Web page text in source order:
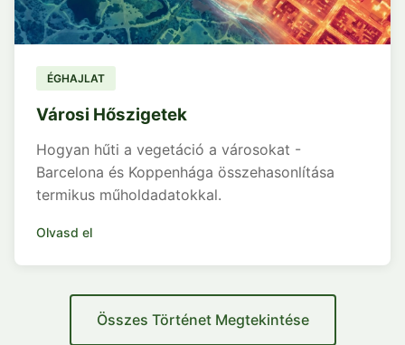
ÉGHAJLAT
Városi Hőszigetek
Hogyan hűti a vegetáció a városokat -
Barcelona és Koppenhága összehasonlítása
termikus műholdadatokkal.
Olvasd el
Összes Történet Megtekintése